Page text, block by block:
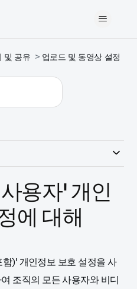
및 공유
업로드 및 동영상 설정
용자' 개인
에 대해
)' 개인정보 보호 설정을 사
조직의 모든 사용자와 비디